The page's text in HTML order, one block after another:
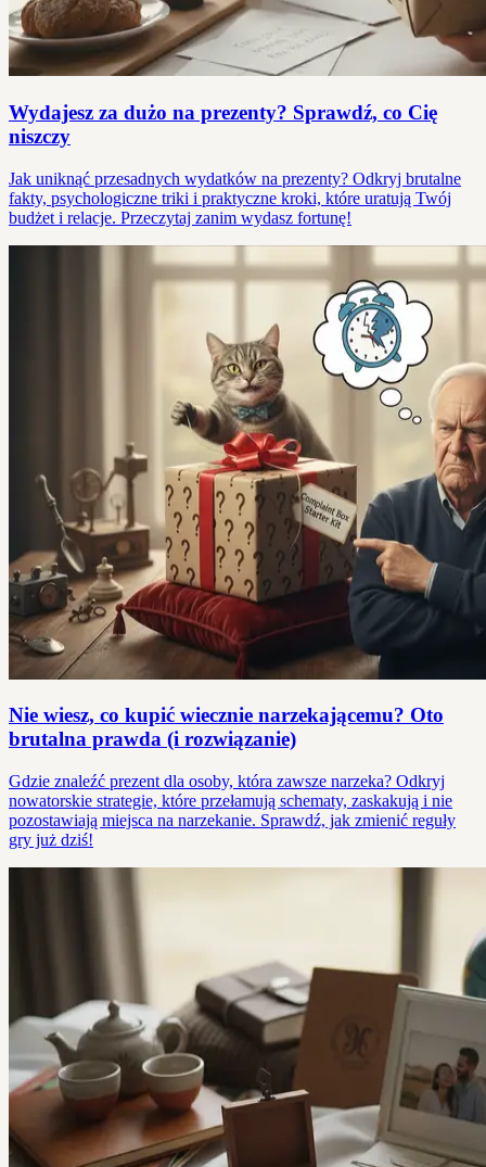
Wydajesz za dużo na prezenty? Sprawdź, co Cię
niszczy
Jak uniknąć przesadnych wydatków na prezenty? Odkryj brutalne
fakty, psychologiczne triki i praktyczne kroki, które uratują Twój
budżet i relacje. Przeczytaj zanim wydasz fortunę!
Nie wiesz, co kupić wiecznie narzekającemu? Oto
brutalna prawda (i rozwiązanie)
Gdzie znaleźć prezent dla osoby, która zawsze narzeka? Odkryj
nowatorskie strategie, które przełamują schematy, zaskakują i nie
pozostawiają miejsca na narzekanie. Sprawdź, jak zmienić reguły
gry już dziś!